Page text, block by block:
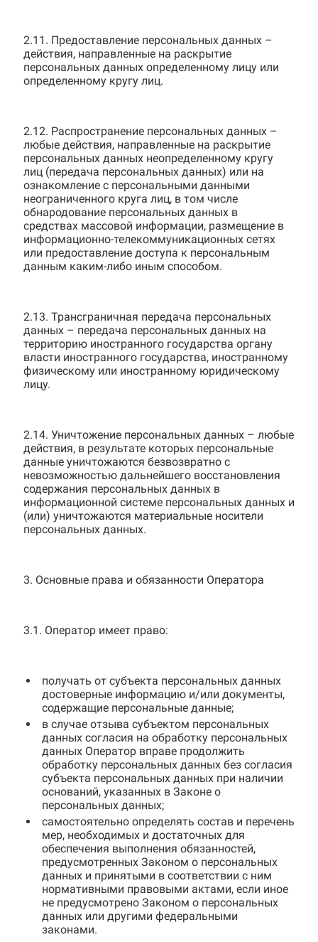
2.11. Предоставление персональных данных –
действия, направленные на раскрытие
персональных данных определенному лицу или
определенному кругу лиц.
2.12. Распространение персональных данных –
любые действия, направленные на раскрытие
персональных данных неопределенному кругу
лиц (передача персональных данных) или на
ознакомление с персональными данными
неограниченного круга лиц, в том числе
обнародование персональных данных в
средствах массовой информации, размещение в
информационно-телекоммуникационных сетях
или предоставление доступа к персональным
данным каким-либо иным способом.
2.13. Трансграничная передача персональных
данных – передача персональных данных на
территорию иностранного государства органу
власти иностранного государства, иностранному
физическому или иностранному юридическому
лицу.
2.14. Уничтожение персональных данных – любые
действия, в результате которых персональные
данные уничтожаются безвозвратно с
невозможностью дальнейшего восстановления
содержания персональных данных в
информационной системе персональных данных и
(или) уничтожаются материальные носители
персональных данных.
3. Основные права и обязанности Оператора
3.1. Оператор имеет право:
получать от субъекта персональных данных
достоверные информацию и/или документы,
содержащие персональные данные;
в случае отзыва субъектом персональных
данных согласия на обработку персональных
данных Оператор вправе продолжить
обработку персональных данных без согласия
субъекта персональных данных при наличии
оснований, указанных в Законе о
персональных данных;
самостоятельно определять состав и перечень
мер, необходимых и достаточных для
обеспечения выполнения обязанностей,
предусмотренных Законом о персональных
данных и принятыми в соответствии с ним
нормативными правовыми актами, если иное
не предусмотрено Законом о персональных
данных или другими федеральными
законами.